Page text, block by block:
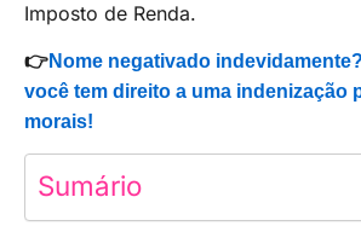
Imposto de Renda.
👉Nome negativado
você tem direito a uma indenização
morais!
Sumário